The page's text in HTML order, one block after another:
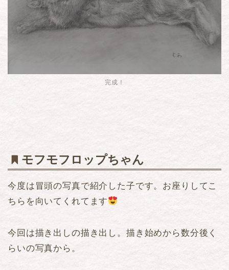
完成！
モフモフロップちゃん
今度は冒頭の写真で紹介した子です。お座りしてこ
ちらを向いてくれてます
今回は描き出しの描き出し。描き始めから数分後く
らいの写真から。